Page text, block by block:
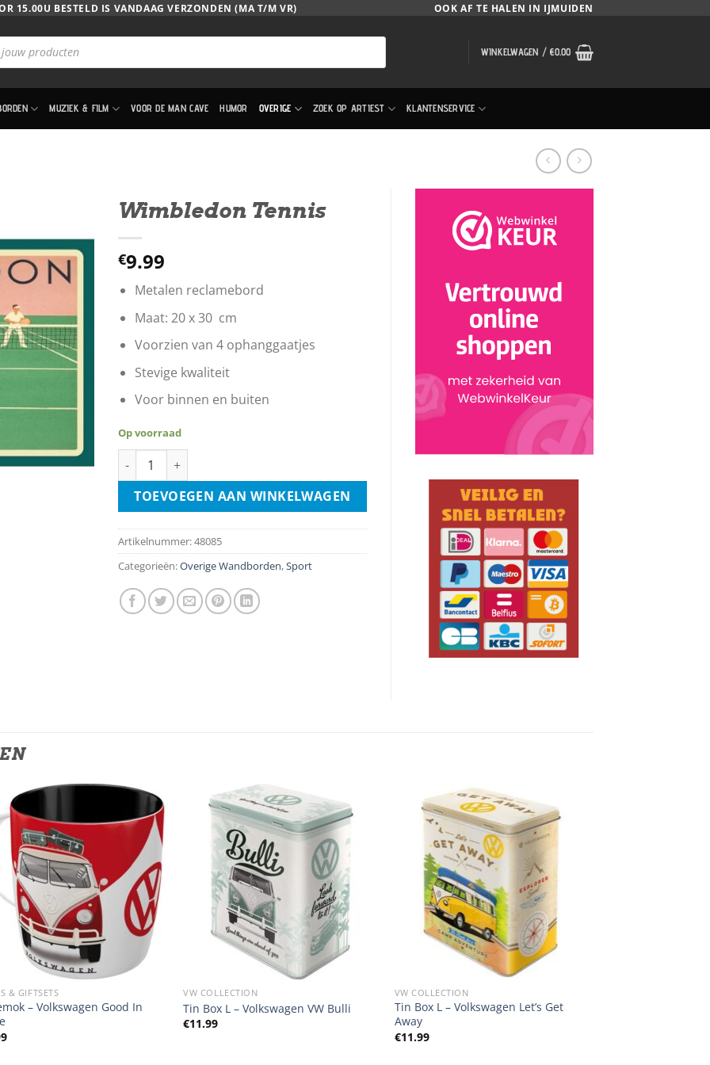
15.00U BESTELD IS VANDAAG VERZONDEN (MA T/M VR) OOK AF TE HALEN IN IJMUIDEN
WINKELWAGEN /€0.00
MUZIEK & FILM VOOR DE MAN CAVE HUMOR OVERIGE ZOEK OP ARTIEST KLANTENSERVICE
Wimbledon Tennis
€9.99
Metalen reclamebord
Maat: 20 x 30 cm
Voorzien van 4 ophanggaatjes
Stevige kwaliteit
Voor binnen en buiten
Op voorraad
Wimbledon Tennis aantal
TOEVOEGEN AAN WINKELWAGEN
Artikelnummer:48085
Categorieën:Overige Wandborden,Sport
& GIFTSETS
– Volkswagen Good In
VW COLLECTION
Tin Box L – Volkswagen VW Bulli
€11.99
VW COLLECTION
Tin Box L – Volkswagen Let’s Get
Away
€11.99